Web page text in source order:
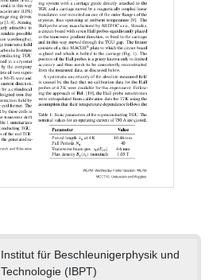
Institut für Beschleunigerphysik und
Technologie (IBPT)